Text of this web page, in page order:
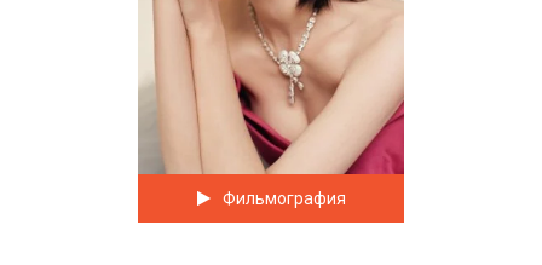
Фильмография